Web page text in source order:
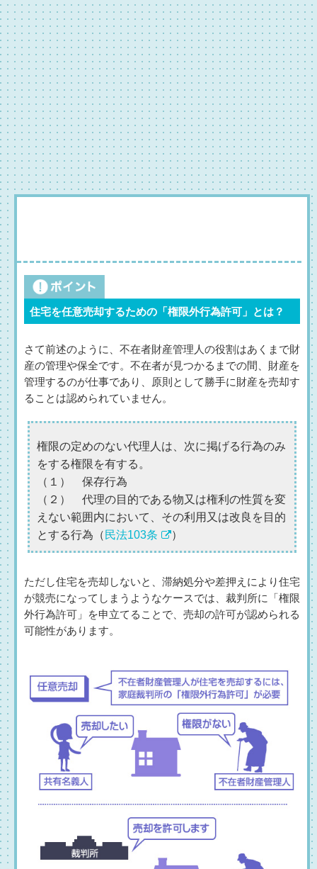
住宅を任意売却するための「権限外行為許可」とは？
さて前述のように、不在者財産管理人の役割はあくまで財
産の管理や保全です。不在者が見つかるまでの間、財産を
管理するのが仕事であり、原則として勝手に財産を売却す
ることは認められていません。
権限の定めのない代理人は、次に掲げる行為のみ
をする権限を有する。
（１） 保存行為
（２） 代理の目的である物又は権利の性質を変
えない範囲内において、その利用又は改良を目的
とする行為（ 民法103条 ）
ただし住宅を売却しないと、滞納処分や差押えにより住宅
が競売になってしまうようなケースでは、裁判所に「権限
外行為許可」を申立てることで、売却の許可が認められる
可能性があります。